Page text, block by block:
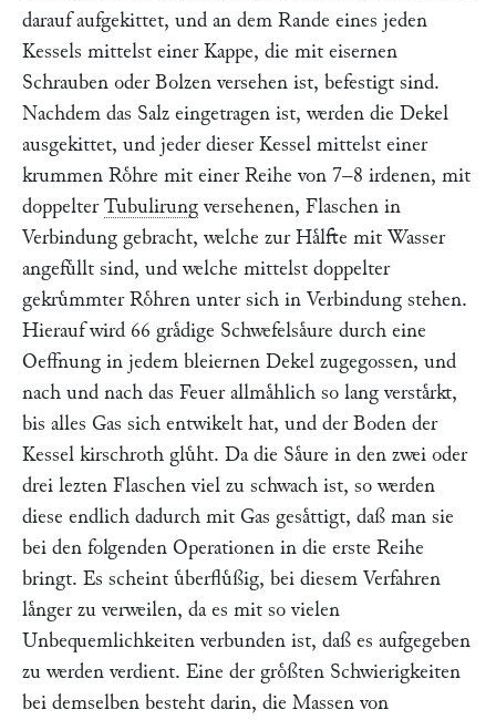
darauf aufgekittet, und an dem Rande eines jeden
Kessels mittelst einer Kappe, die mit eisernen
Schrauben oder Bolzen versehen ist, befestigt sind.
Nachdem das Salz eingetragen ist, werden die Dekel
ausgekittet, und jeder dieser Kessel mittelst einer
krummen Roͤhre mit einer Reihe von 7–8 irdenen, mit
doppelter Tubulirung versehenen, Flaschen in
Verbindung gebracht, welche zur Haͤlfte mit Wasser
angefuͤllt sind, und welche mittelst doppelter
gekruͤmmter Roͤhren unter sich in Verbindung stehen.
Hierauf wird 66 graͤdige Schwefelsaͤure durch eine
Oeffnung in jedem bleiernen Dekel zugegossen, und
nach und nach das Feuer allmaͤhlich so lang verstaͤrkt,
bis alles Gas sich entwikelt hat, und der Boden der
Kessel kirschroth gluͤht. Da die Saͤure in den zwei oder
drei lezten Flaschen viel zu schwach ist, so werden
diese endlich dadurch mit Gas gesaͤttigt, daß man sie
bei den folgenden Operationen in die erste Reihe
bringt. Es scheint uͤberfluͤßig, bei diesem Verfahren
laͤnger zu verweilen, da es mit so vielen
Unbequemlichkeiten verbunden ist, daß es aufgegeben
zu werden verdient. Eine der groͤßten Schwierigkeiten
bei demselben besteht darin, die Massen von